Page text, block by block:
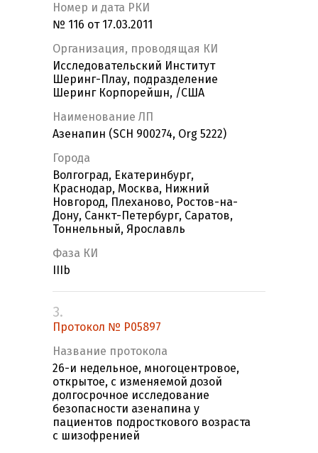
Номер и дата РКИ
№ 116 от 17.03.2011
Организация, проводящая КИ
Исследовательский Институт
Шеринг-Плау, подразделение
Шеринг Корпорейшн, /США
Наименование ЛП
Азенапин (SCH 900274, Org 5222)
Города
Волгоград, Екатеринбург,
Краснодар, Москва, Нижний
Новгород, Плеханово, Ростов-на-
Дону, Санкт-Петербург, Саратов,
Тоннельный, Ярославль
Фаза КИ
IIIb
3.
Протокол № P05897
Название протокола
26-и недельное, многоцентровое,
открытое, с изменяемой дозой
долгосрочное исследование
безопасности азенапина у
пациентов подросткового возраста
с шизофренией